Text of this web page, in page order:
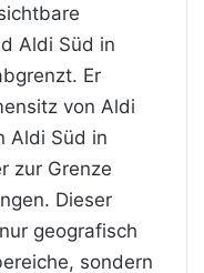
Aldi Süd in
Er
von Aldi
Aldi Süd in
zur Grenze
Dieser
geografisch
sondern